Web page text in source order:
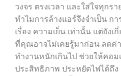
วงจร ตรงเวลา และใส่ใจทุกร
ทำไมการล้างแอร์จึงจำเป็น ก
เรื่อง ความเย็น เท่านั้น แต่ยัง
ที่คุณอาจไม่เคยรู้มาก่อน ลดค่
ทำงานหนักเกินไป ช่วยให้คอม
ประสิทธิภาพ ประหยัดไฟได้ถึ